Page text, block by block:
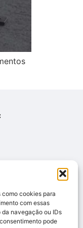
como cookies para
com essas
navegação ou IDs
pode